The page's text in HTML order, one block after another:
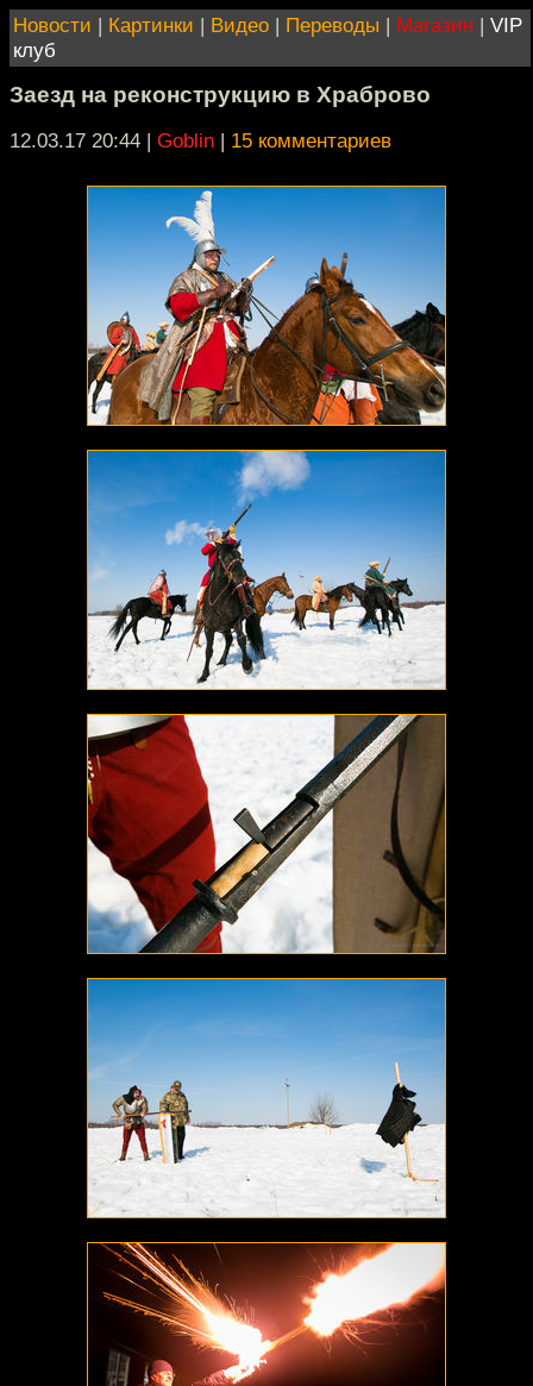
Новости | Картинки | Видео | Переводы | Магазин | VIP
клуб
Заезд на реконструкцию в Храброво
12.03.17 20:44 | Goblin | 15 комментариев